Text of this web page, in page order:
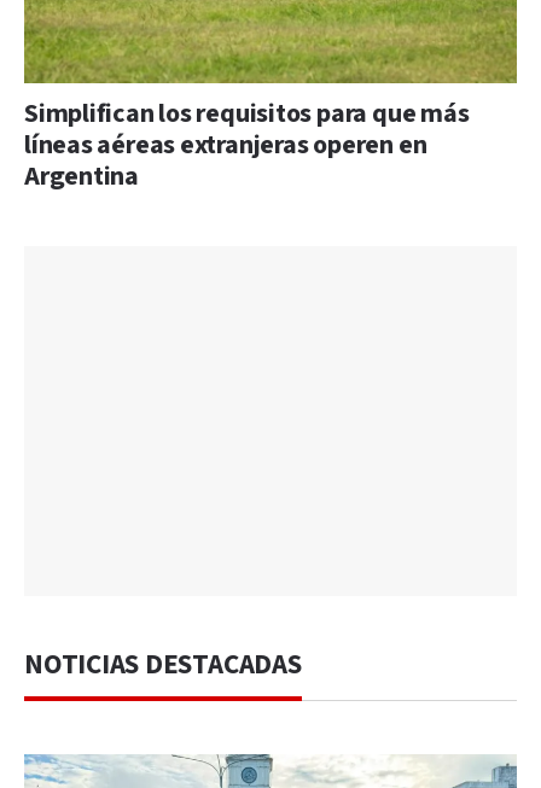
Simplifican los requisitos para que más
líneas aéreas extranjeras operen en
Argentina
NOTICIAS DESTACADAS